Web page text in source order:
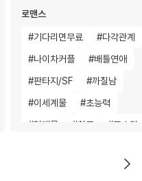
로맨스
#기다리면무료 #다각관계
#나이차커플 #배틀연애
#판타지/SF #까칠남
#이세계물 #초능력
#현대물 #친구 #고수위
부부